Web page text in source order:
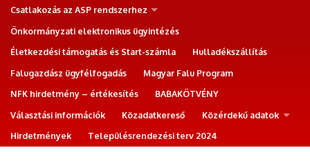
Csatlakozás az ASP rendszerhez
Önkormányzati elektronikus ügyintézés
Életkezdési támogatás és Start-számla
Hulladékszállítás
Falugazdász ügyfélfogadás
Magyar Falu Program
NFK hirdetmény – értékesítés
BABAKÖTVÉNY
Választási információk
Közadatkereső
Közérdekű adatok
Hirdetmények
Településrendezési terv 2024